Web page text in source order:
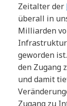
Zeitalter der
überall in
Milliarden
geworden
den Zugang
und damit
Zugang zu